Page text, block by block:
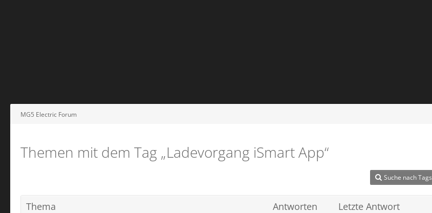
MG5 Electric Forum
Themen mit dem Tag „Ladevorgang iSmart App“
Suche nach Tags
Thema Antworten
Letzte Antwort